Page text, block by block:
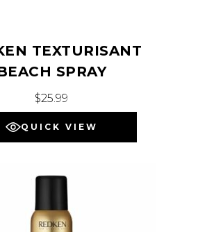
TEXTURISANT
SPRAY
$25.99
QUICK VIEW